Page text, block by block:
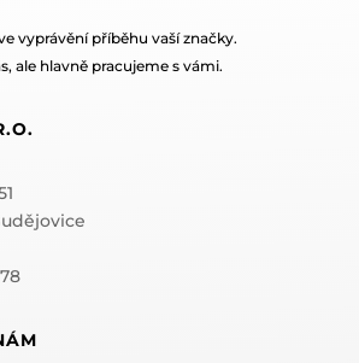
vyprávění příběhu vaší značky.
ale hlavně pracujeme s vámi.